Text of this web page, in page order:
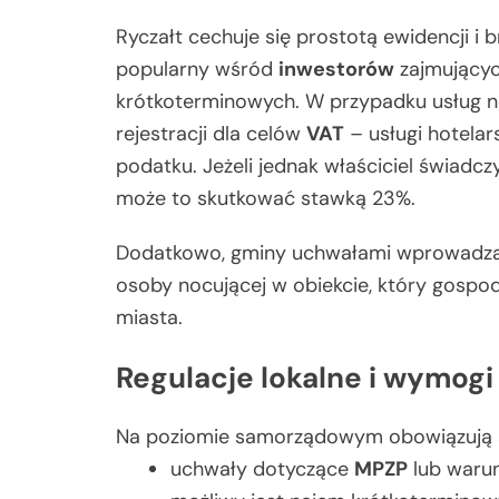
Ryczałt cechuje się prostotą ewidencji i
popularny wśród inwestorów
krótkoterminowych. W przypadku usług
rejestracji dla celów VAT – usługi
podatku. Jeżeli jednak właściciel
może to skutkować stawką 23%.
Dodatkowo, gminy uchwałami
osoby nocującej w obiekcie, który
miasta.
Regulacje lokalne i
Na poziomie samorządowym
uchwały dotyczące MPZP lub